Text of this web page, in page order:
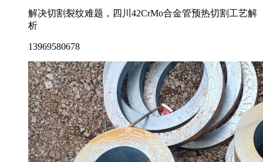
解决切割裂纹难题，四川42CrMo合金管预热切割工艺解
析
13969580678